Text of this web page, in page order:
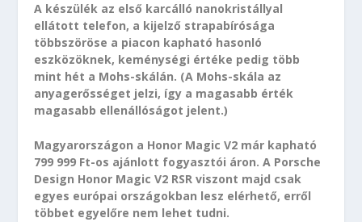
A készülék az első karcálló nanokristállyal
ellátott telefon, a kijelző strapabírósága
többszöröse a piacon kapható hasonló
eszközöknek, keménységi értéke pedig több
mint hét a Mohs-skálán. (A Mohs-skála az
anyagerősséget jelzi, így a magasabb érték
magasabb ellenállóságot jelent.)
Magyarországon a Honor Magic V2 már kapható
799 999 Ft-os ajánlott fogyasztói áron. A Porsche
Design Honor Magic V2 RSR viszont majd csak
egyes európai országokban lesz elérhető, erről
többet egyelőre nem lehet tudni.